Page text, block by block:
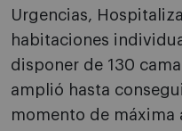
Urgencias,
habitaciones
disponer de 130
amplió hasta
momento de máxima